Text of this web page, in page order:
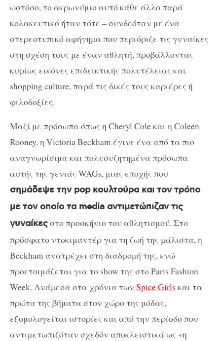
ωστόσο, το ακρωνύμιο αυτό κάθε άλλο παρά
κολακευτικό ήταν τότε – συνδεόταν με ένα
στερεοτυπικό αφήγημα που περιόριζε τις γυναίκες
στη σχέση τους με έναν αθλητή, προβάλλοντας
κυρίως εικόνες επιδεικτικής πολυτέλειας και
shopping culture, παρά τις δικές τους καριέρες ή
φιλοδοξίες.
Μαζί με πρόσωπα όπως η Cheryl Cole και η Coleen
Rooney, η Victoria Beckham έγινε ένα από τα πιο
αναγνωρίσιμα και πολυσυζητημένα πρόσωπα
αυτής της γενιάς WAGs, μιας εποχής που
σημάδεψε την pop κουλτούρα και τον τρόπο
με τον οποίο τα media αντιμετώπιζαν τις
γυναίκεςστο προσκήνιο του αθλητισμού. Στο
πρόσφατο ντοκιμαντέρ για τη ζωή της μάλιστα, η
Beckham ανατρέχει στη διαδρομή της, ενώ
προετοιμάζεται για το show της στο Paris Fashion
Week. Ανάμεσα στα χρόνια των Spice Girls και τα
πρώτα της βήματα στον χώρο της μόδας,
εξομολογείται ιστορίες και από την περίοδο που
αντιμετωπιζόταν σχεδόν αποκλειστικά ως «η